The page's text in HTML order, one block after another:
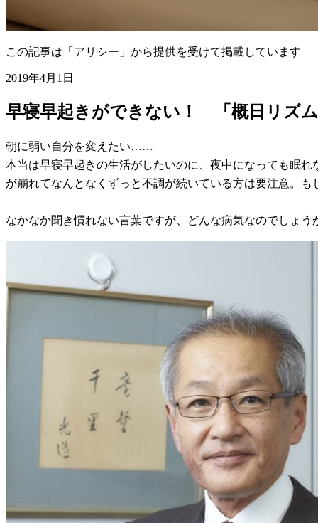
この記事は「アリシー」から提供を受けて掲載しています
2019年4月1日
早寝早起きができない！ 「概日リズ
朝に弱い自分を変えたい……
本当は早寝早起きの生活がしたいのに、夜中になっても眠
が崩れてなんとなくずっと不調が続いている方は要注意。
なかなか聞き慣れない言葉ですが、どんな病気なのでしょ